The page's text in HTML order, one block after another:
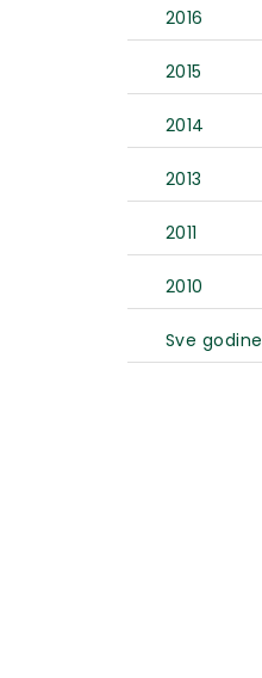
2016
2015
2014
2013
2011
2010
Sve godine